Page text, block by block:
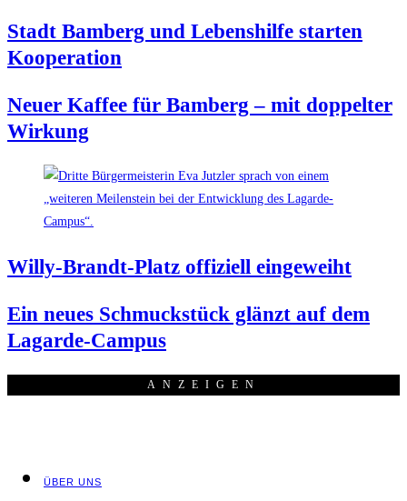
Stadt Bam­berg und Lebens­hil­fe star­ten
Kooperation
Neu­er Kaf­fee für Bam­berg – mit dop­pel­ter
Wirkung
Wil­ly-Brandt-Platz offi­zi­ell eingeweiht
Ein neu­es Schmuck­stück glänzt auf dem
Lagarde-Campus
ANZEI­GEN
ÜBER UNS